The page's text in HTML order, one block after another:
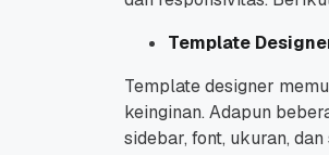
Template
Template designer
keinginan. Adapun
sidebar, font, ukuran, dan